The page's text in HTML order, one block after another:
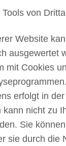
von
Website
ausgewertet
mit Cookies
erfolgt in
kann nicht zu
Sie
sie durch die